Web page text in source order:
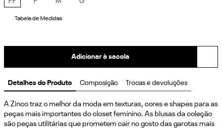
Tabela de Medidas
Adicionar à sacola
Detalhes do Produto Composição Trocas e devoluções
A Zinco traz o melhor da moda em texturas, cores e shapes para as
peças mais importantes do closet feminino. As blusas da coleção
são peças utilitárias que prometem cair no gosto das garotas mais